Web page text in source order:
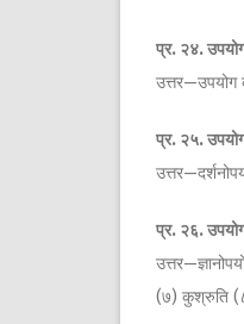
प्र. २४.
उत्तर—उपयोग
प्र. २५.
प्र. २६.
(७) कुश्रुति